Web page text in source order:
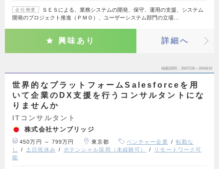
会社概要
ＳＥＳによる、業務システムの開発、保守、運用の支援、システム
開発のプロジェクト推進（ＰＭＯ）、ユーザーシステム部門の立場…
興味あり 詳細へ
掲載期間 26/07/28～26/08/10
世界的なプラットフォームSalesforceを用
いて企業のDX支援を行うコンサルタントにな
りませんか
ITコンサルタント
株式会社サンブリッジ
450万円 ～ 799万円 東京都 ベンチャー企業
転勤な
し
土日祝休み ポテンシャル採用（未経験可）
リモートワーク可
能